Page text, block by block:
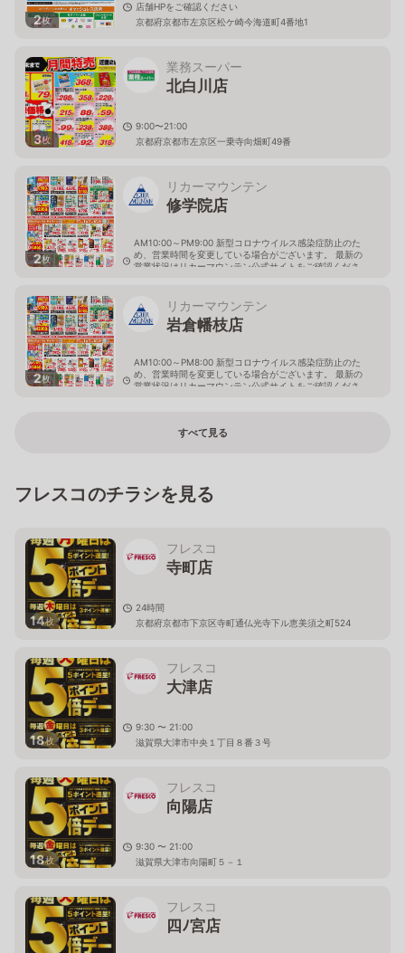
2枚
店舗HPをご確認ください
京都府京都市左京区松ケ崎今海道町4番地1
3枚
業務スーパー
北白川店
9:00〜21:00
京都府京都市左京区一乗寺向畑町49番
2枚
リカーマウンテン
修学院店
AM10:00～PM9:00 新型コロナウイルス感染症防止のた
め、営業時間を変更している場合がございます。 最新の
営業状況はリカーマウンテン公式サイトをご確認くださ
2枚
リカーマウンテン
岩倉幡枝店
AM10:00～PM8:00 新型コロナウイルス感染症防止のた
め、営業時間を変更している場合がございます。 最新の
営業状況はリカーマウンテン公式サイトをご確認くださ
すべて見る
フレスコのチラシを見る
14枚
フレスコ
寺町店
24時間
京都府京都市下京区寺町通仏光寺下ル恵美須之町524
18枚
フレスコ
大津店
9:30 〜 21:00
滋賀県大津市中央１丁目８番３号
18枚
フレスコ
向陽店
9:30 〜 21:00
滋賀県大津市向陽町５－１
フレスコ
四ﾉ宮店